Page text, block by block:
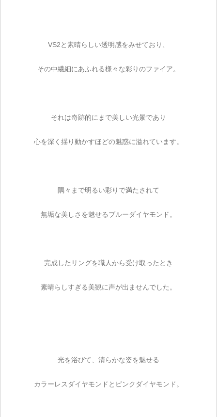
VS2と素晴らしい透明感をみせており、
その中繊細にあふれる様々な彩りのファイア。
それは奇跡的にまで美しい光景であり
心を深く揺り動かすほどの魅惑に溢れています。
隅々まで明るい彩りで満たされて
無垢な美しさを魅せるブルーダイヤモンド。
完成したリングを職人から受け取ったとき
素晴らしすぎる美観に声が出ませんでした。
光を浴びて、清らかな姿を魅せる
カラーレスダイヤモンドとピンクダイヤモンド。